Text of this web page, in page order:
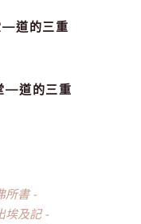
道的三重
—道的三重
所書
埃及記